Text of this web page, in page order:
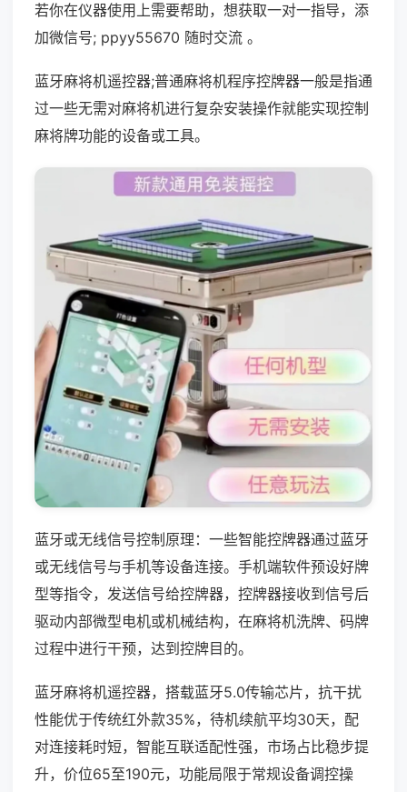
若你在仪器使用上需要帮助，想获取一对一指导，添
加微信号; ppyy55670 随时交流 。
蓝牙麻将机遥控器;普通麻将机程序控牌器一般是指通
过一些无需对麻将机进行复杂安装操作就能实现控制
麻将牌功能的设备或工具。
蓝牙或无线信号控制原理：一些智能控牌器通过蓝牙
或无线信号与手机等设备连接。手机端软件预设好牌
型等指令，发送信号给控牌器，控牌器接收到信号后
驱动内部微型电机或机械结构，在麻将机洗牌、码牌
过程中进行干预，达到控牌目的。
蓝牙麻将机遥控器，搭载蓝牙5.0传输芯片，抗干扰
性能优于传统红外款35%，待机续航平均30天，配
对连接耗时短，智能互联适配性强，市场占比稳步提
升，价位65至190元，功能局限于常规设备调控操